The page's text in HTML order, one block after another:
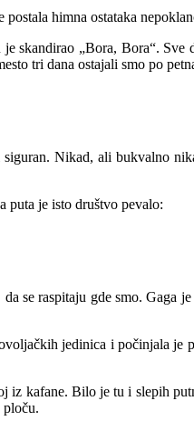
himna ostataka
skandirao „Bora, Bora“.
tri dana ostajali smo po
Nikad, ali bukvalno
puta je isto društvo pevalo:
se raspitaju gde smo. Gaga
jedinica i počinjala je
kafane. Bilo je tu i slepih
ploču.